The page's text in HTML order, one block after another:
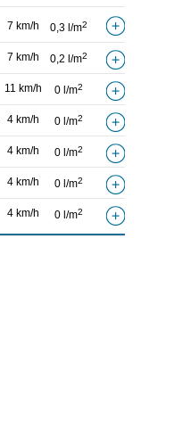
7 km/h 0,3 l/m2
7 km/h 0,2 l/m2
11 km/h 0 l/m2
4 km/h 0 l/m2
4 km/h 0 l/m2
4 km/h 0 l/m2
4 km/h 0 l/m2